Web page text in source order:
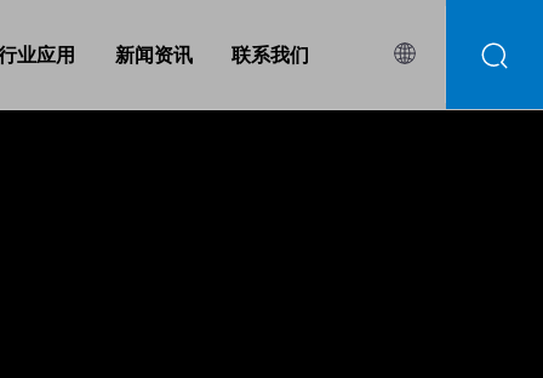
业应用 新闻资讯 联系我们